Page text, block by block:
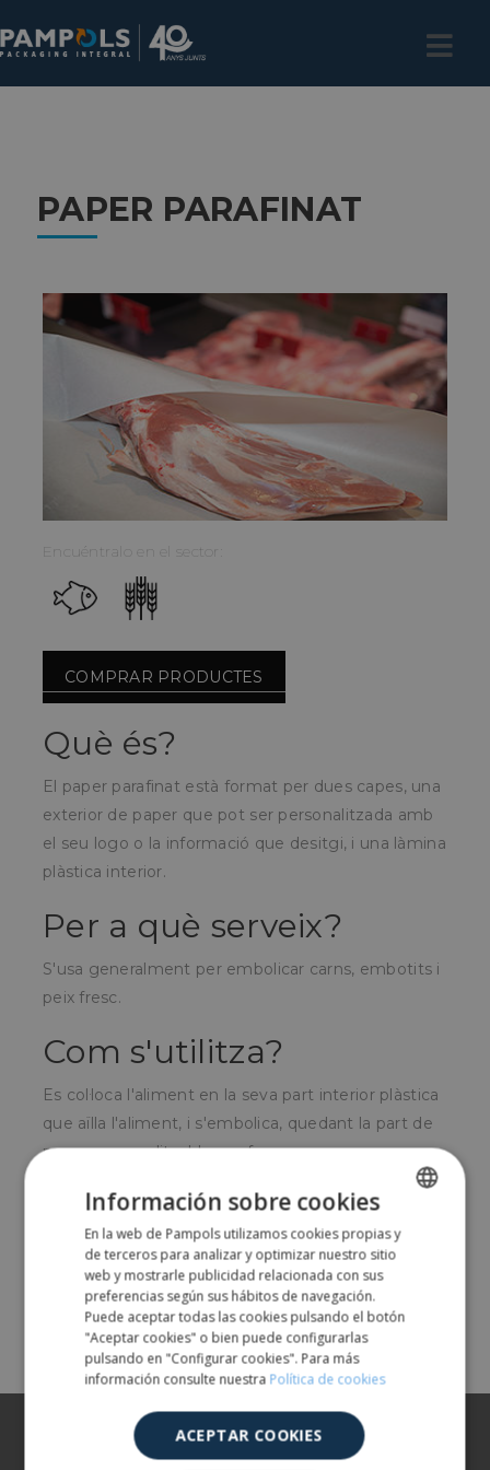
PAPER PARAFINAT
Encuéntralo en el sector:
COMPRAR PRODUCTES
Què és?
El paper parafinat està format per dues capes, una
exterior de paper que pot ser personalitzada amb
el seu logo o la informació que desitgi, i una làmina
plàstica interior.
Per a què serveix?
S'usa generalment per embolicar carns, embotits i
peix fresc.
Com s'utilitza?
Es col·loca l'aliment en la seva part interior plàstica
que aïlla l'aliment, i s'embolica, quedant la part de
paper personalitzable per fora.
Per a qui és?
Per carnisseries, xarcuteries i peixateries.
Share
Sobre nosaltres
SPANISH
ENGLISH
Información sobre cookies
En la web de Pampols utilizamos cookies propias y
de terceros para analizar y optimizar nuestro sitio
web y mostrarle publicidad relacionada con sus
preferencias según sus hábitos de navegación.
Puede aceptar todas las cookies pulsando el botón
"Aceptar cookies" o bien puede configurarlas
pulsando en "Configurar cookies". Para más
información consulte nuestra Política de cookies
ACEPTAR COOKIES